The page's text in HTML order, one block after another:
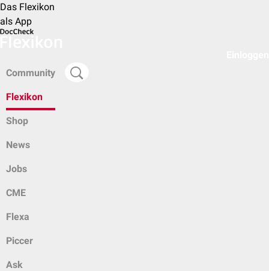
Das Flexikon
als App
Community
Flexikon
Shop
News
Jobs
CME
Flexa
Piccer
Ask